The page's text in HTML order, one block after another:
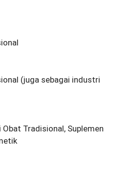
(juga sebagai industri
Tradisional, Suplemen